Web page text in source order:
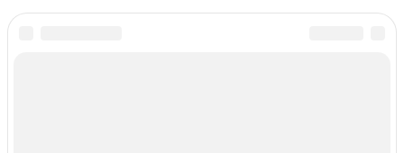
Вам также может понравиться